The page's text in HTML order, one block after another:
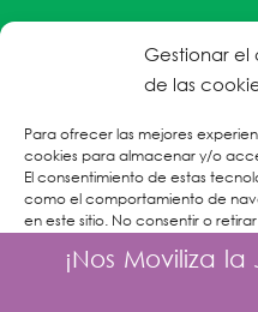
Gestionar el
de las
Para ofrecer las mejores
cookies para almacenar y/o
El consentimiento de estas
como el comportamiento de
en este sitio. No consentir o
#EnColectiva estamos
parte del personal
refugiadas, migrantes
victimas sobrevivientes
Género.
¡Nos Moviliza